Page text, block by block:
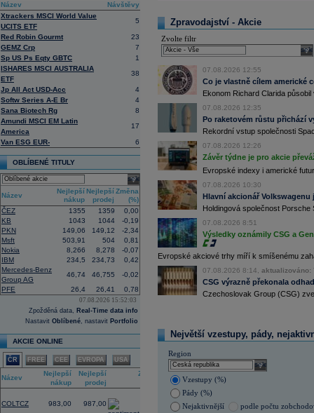
Název
Návštěvy
Xtrackers MSCI World Value
UCITS ETF
5
Red Robin Gourmt
23
GEMZ Crp
7
Sp US Ps Eqty GBTC
1
ISHARES MSCI AUSTRALIA
ETF
38
Jp All Act USD-Acc
4
Softw Series A-E Br
4
Sana Biotech Rg
8
Amundi MSCI EM Latin
America
17
Van ESG EUR- 6
OBLÍBENÉ TITULY
select
Název
Nejlepší
nákup
Nejlepší
prodej
Změna
(%)
ČEZ
1355 1359
0,00
KB
1043 1044
-0,19
PKN
149,06 149,12
-2,34
Msft
503,91 504
0,81
Nokia
8,266 8,278
-0,07
IBM
234,5 234,73
0,42
Mercedes-Benz
Group AG
46,74 46,755
-0,02
PFE
26,4 26,41 0,78
07.08.2026 15:52:03
Zpožděná data, Real-Time data info
Nastavit Oblíbené, nastavit Portfolio
AKCIE ONLINE
ČR FREE CEE EVROPA USA
Název
Nejlepší
nákup
Nejlepší
prodej
Změna
COLTCZ 983,00 987,00
15:05 Block - Bernste...
14:49
14:24 Roche -Morgan......
13:59 DHL - Bernstein...
13:44 BAE Systems - M...
13:04 Jedna z největších světových
procent v novém provozovateli
Bestsport O2 arenu a O2
investiční společnost, PPF dosud
12:09 Akciové podílové fondy za prvních
procenta, smíšené fondy 4,4
akciové fondy podle indexu přinesly
procenta a dluhopisové fondy 2,5
11:43 Novo Nordisk -...
11:27 Jedna z největších světových
procent v novém provozovateli
Nový společný podnik založí s
Bestsport O2 arenu a O2
investiční společnost, PPF dosud
11:16 Porsche SE, která je hlavním
se v pololetí propadla do čisté ztráty
Zároveň automobilku
konkurenceschopnosti (ČTK)
11:02 Italy's Prysmia...
10:51 EasyJet-JP Mo......
10:28 BP -HSBCsnižu......
8:48 Airbnb očekává ve 3Q tržby 4,69 -
zisku 338 mil.
Zpravodajství - Akcie
Zvolte filtr
07.08.2026 12:55
Co je vlastně cílem americké
Ekonom Richard Clarida
07.08.2026 12:35
Po raketovém růstu přichází
Rekordní vstup společnosti
07.08.2026 12:26
Závěr týdne je pro akcie
Evropské indexy i americké
07.08.2026 10:30
Hlavní akcionář
Holdingová společnost
07.08.2026 8:51
Výsledky oznámily CSG a
Evropské akciové trhy míří k smíšenému
07.08.2026 8:14, aktualizováno:
CSG výrazně překonala
Czechoslovak Group (CSG)
Největší vzestupy, pády,
Region
select
Vzestupy (%)
Pády (%)
Nejaktivnější
podle počtu